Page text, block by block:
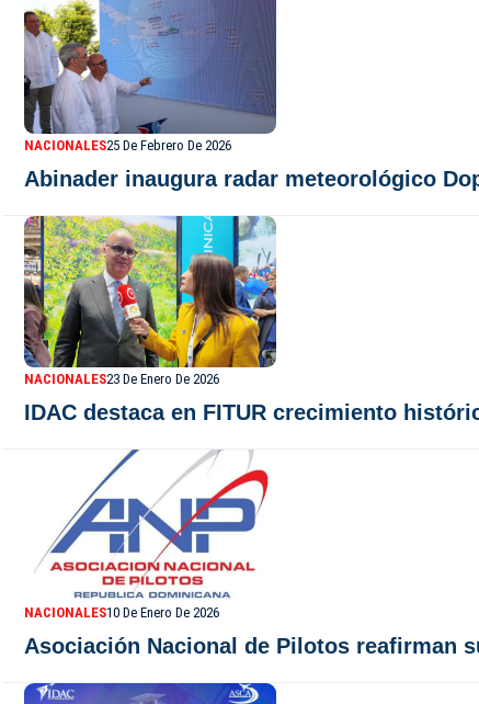
NACIONALES25 De Febrero De 2026
Abinader inaugura radar meteorológico
NACIONALES23 De Enero De 2026
IDAC destaca en FITUR crecimiento
NACIONALES10 De Enero De 2026
Asociación Nacional de Pilotos reafirman